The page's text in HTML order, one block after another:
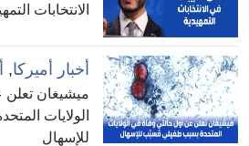
الانتخابات
أخبار أميركا,
ميشيغان
الولايات
للإسهال